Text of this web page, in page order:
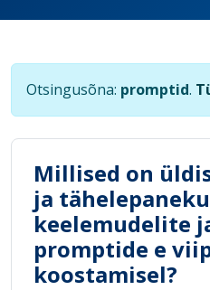
Otsingusõna: promptid.
Millised on
ja
keelemudelite
promptide e
koostamisel?